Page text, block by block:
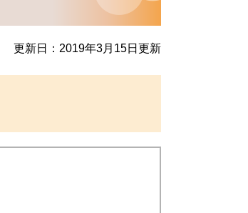
更新日：2019年3月15日更新